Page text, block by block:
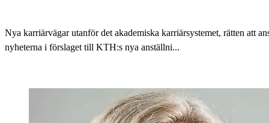
Nya karriärvägar utanför det akademiska karriärsystemet, rätten att
nyheterna i förslaget till KTH:s nya anställni...